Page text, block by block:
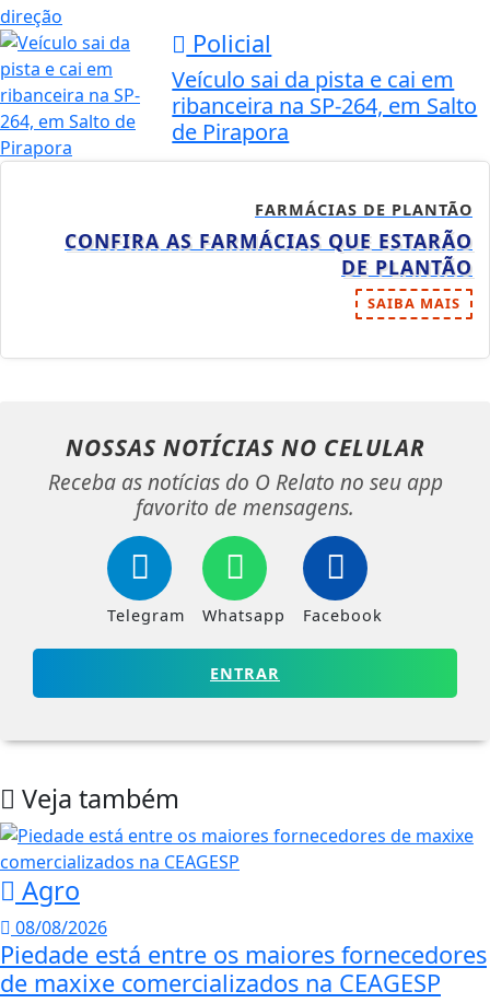
Policial
Veículo sai da pista e cai em
ribanceira na SP-264, em Salto
de Pirapora
FARMÁCIAS DE PLANTÃO
CONFIRA AS FARMÁCIAS QUE ESTARÃO
DE PLANTÃO
SAIBA MAIS
NOSSAS NOTÍCIAS NO CELULAR
Receba as notícias do O Relato no seu app
favorito de mensagens.
Telegram Whatsapp Facebook
ENTRAR
Veja também
Agro
08/08/2026
Piedade está entre os maiores fornecedores
de maxixe comercializados na CEAGESP